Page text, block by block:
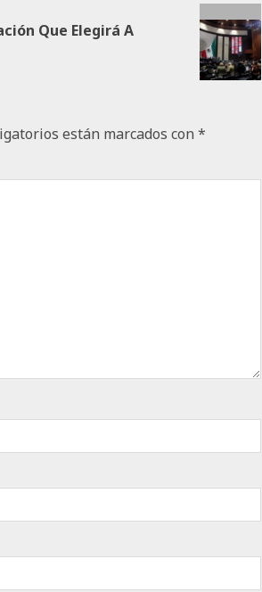
Que Elegirá A
están marcados con *